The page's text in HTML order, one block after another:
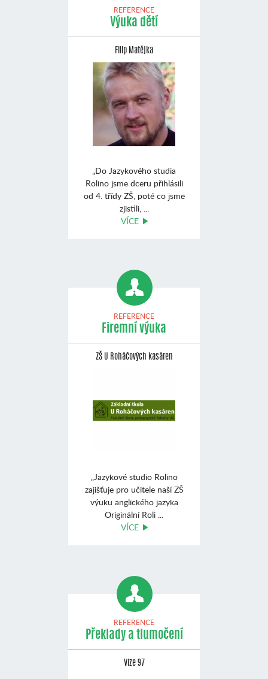
REFERENCE
Výuka dětí
Filip Matějka
„Do Jazykového studia
Rolino jsme dceru přihlásili
od 4. třídy ZŠ, poté co jsme
zjistili, ...
VÍCE
REFERENCE
Firemní výuka
ZŠ U Roháčových kasáren
„Jazykové studio Rolino
zajišťuje pro učitele naší ZŠ
výuku anglického jazyka
Originální Roli ...
VÍCE
REFERENCE
Překlady a tlumočení
Vize 97